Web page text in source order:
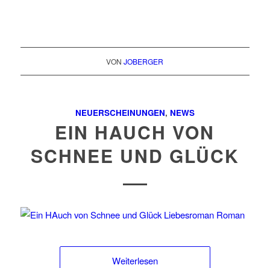
VONJOBERGER
NEUERSCHEINUNGEN, NEWS
EIN HAUCH VON
SCHNEE UND GLÜCK
Weiterlesen